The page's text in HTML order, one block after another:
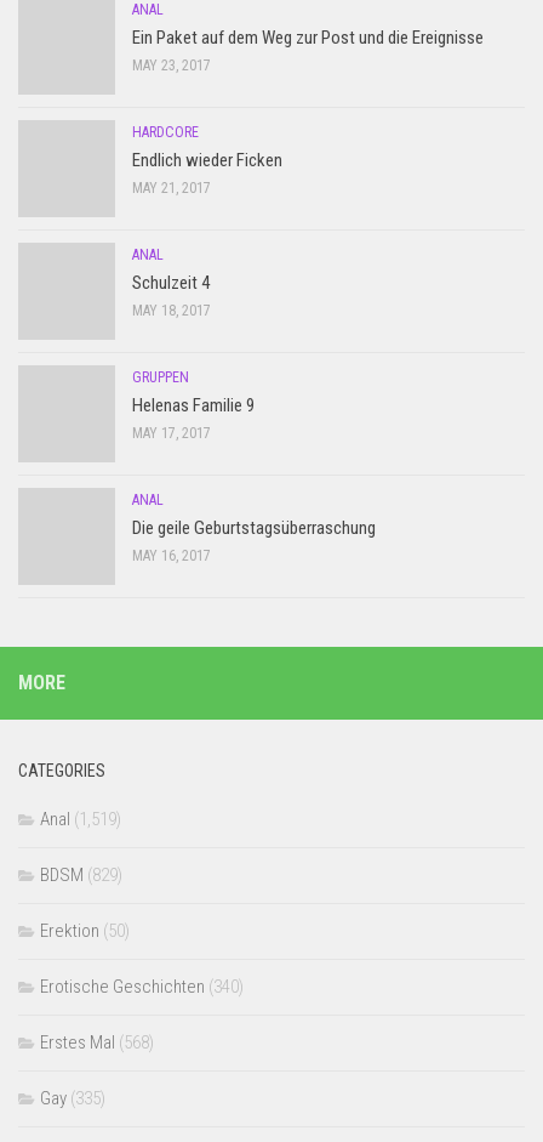
ANAL
Ein Paket auf dem Weg zur Post und die Ereignisse
MAY 23, 2017
HARDCORE
Endlich wieder Ficken
MAY 21, 2017
ANAL
Schulzeit 4
MAY 18, 2017
GRUPPEN
Helenas Familie 9
MAY 17, 2017
ANAL
Die geile Geburtstagsüberraschung
MAY 16, 2017
MORE
CATEGORIES
Anal (1,519)
BDSM (829)
Erektion (50)
Erotische Geschichten (340)
Erstes Mal (568)
Gay (335)